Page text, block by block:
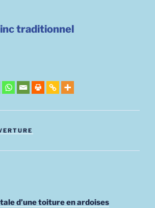
traditionnel
d’une toiture en ardoises